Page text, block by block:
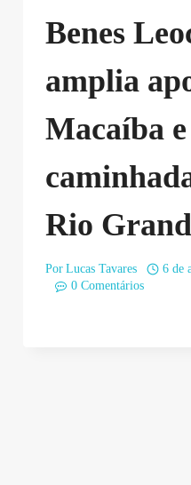
Benes
amplia
Macaíba
Rio
Por Lucas Tavares
6 de
0 Comentários